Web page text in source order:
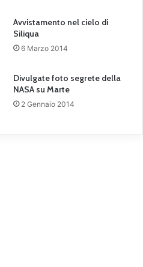
Avvistamento nel cielo di
Siliqua
6 Marzo 2014
Divulgate foto segrete della
NASA su Marte
2 Gennaio 2014